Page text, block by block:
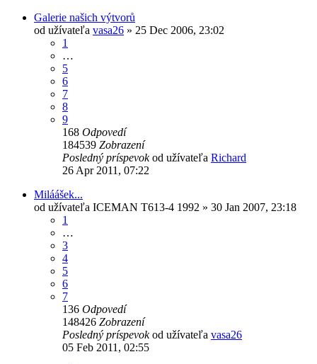
Galerie našich výtvorů
od užívateľa vasa26 » 25 Dec 2006, 23:02
1
…
5
6
7
8
9
168 Odpovedí
184539 Zobrazení
Posledný príspevokod užívateľa Richard
26 Apr 2011, 07:22
Miláášek...
od užívateľa ICEMAN T613-4 1992 » 30 Jan 2007, 23:18
1
…
3
4
5
6
7
136 Odpovedí
148426 Zobrazení
Posledný príspevokod užívateľa vasa26
05 Feb 2011, 02:55